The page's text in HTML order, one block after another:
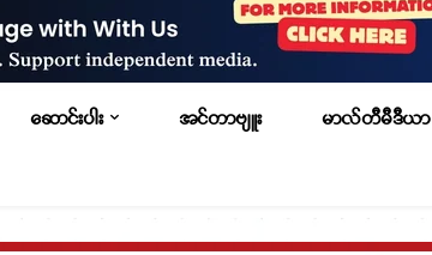
ဆောင်းပါး အင်တာဗျူး မာလ်တီမီဒီယာ